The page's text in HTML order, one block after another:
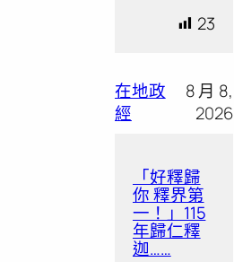
23
在地政
經
8 月 8,
2026
「好釋歸
你 釋界第
一！」115
年歸仁釋
迦……